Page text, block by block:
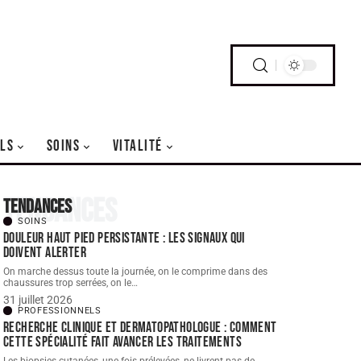
SOINS VITALITÉ
Tendances
Tendances
SOINS
Douleur haut pied persistante : les signaux qui
doivent alerter
On marche dessus toute la journée, on le comprime dans des
chaussures trop serrées, on le…
31 juillet 2026
PROFESSIONNELS
Recherche clinique et dermatopathologue : comment
cette spécialité fait avancer les traitements